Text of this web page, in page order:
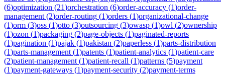
(6)optimization (21)orchestration (6)order-accuracy (1)order-
management (2)order-routing (1)orders (1)organizational-change
(1)orm (3)oss (1)otto (3)outsourcing (3)owasp (1)owl (2)ownership
(1)ozon (1)packaging (2)page-objects (1)paginated-reports
(1)pagination (1)pajak (1)pakistan (2)paperless (1)parts-distribution
(1)parts-management (1)patents (1)patient-analytics (1)patient-care
(2)patient-management (1)patient-recall (1)patterns (5)payment
(1)payment-gateways (1)payment-security (2)payment-terms